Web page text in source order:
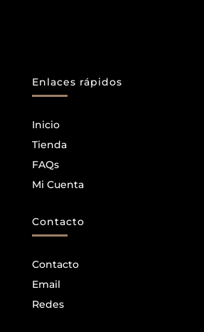
Enlaces rápidos
Inicio
Tienda
FAQs
Mi Cuenta
Contacto
Contacto
Email
Redes